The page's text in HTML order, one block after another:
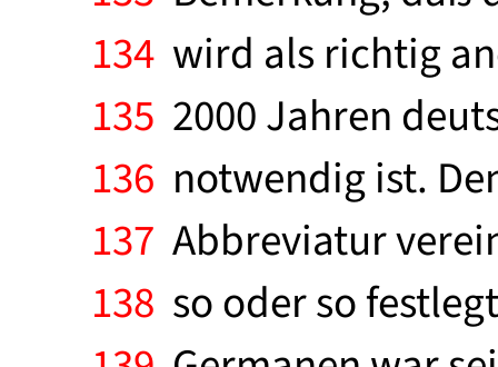
134 wird als richtig
135 2000 Jahren
136 notwendig ist.
137 Abbreviatur
138 so oder so